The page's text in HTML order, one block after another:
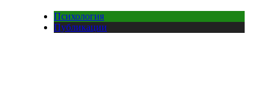
Психология
Публикации